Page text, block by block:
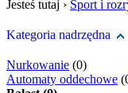
Jesteś tutaj › Sport i
Kategoria nadrzędna
Nurkowanie (0)
Automaty oddechowe